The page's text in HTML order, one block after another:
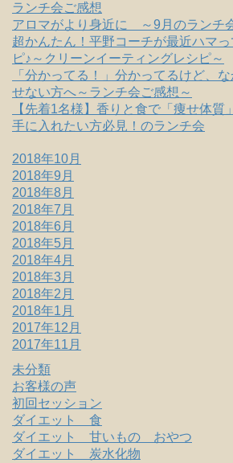
ランチ会ご感想
アロマがより身近に ～9月のランチ
超かんたん！平野コーチが最近ハマ
ピ♪～クリーンイーティングレシピ～
「分かってる！」分かってるけど、
せない方へ～ランチ会ご感想～
【先着1名様】香りと食で「痩せ体質
手に入れたい方必見！のランチ会
2018年10月
2018年9月
2018年8月
2018年7月
2018年6月
2018年5月
2018年4月
2018年3月
2018年2月
2018年1月
2017年12月
2017年11月
未分類
お客様の声
初回セッション
ダイエット 食
ダイエット 甘いもの おやつ
ダイエット 炭水化物